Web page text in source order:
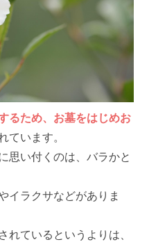
るため、お墓をはじめお
ています。
思い付くのは、バラかと
イラクサなどがありま
れているというよりは、